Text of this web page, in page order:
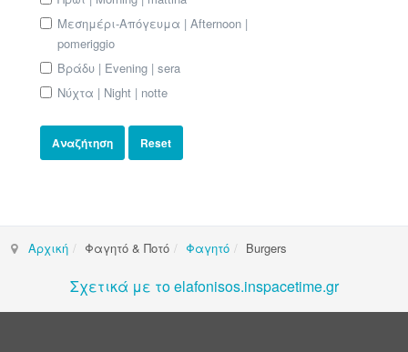
Μεσημέρι-Απόγευμα | Afternoon |
pomeriggio
Βράδυ | Evening | sera
Νύχτα | Night | notte
Αρχική Φαγητό & Ποτό Φαγητό Burgers
Σχετικά με το elafonisos.inspacetime.gr